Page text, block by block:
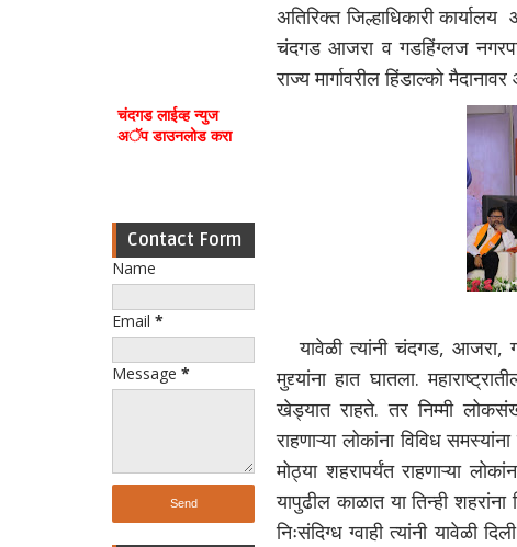
चंदगड लाईव्ह न्युज
अॅप डाउनलोड करा
Contact Form
Name
Email *
Message *
अतिरिक्त जिल्हाधिकारी
चंदगड आजरा व गडहिंग्लज
राज्य मार्गावरील हिंडाल्को
यावेळी त्यांनी चंदगड, आजरा,
मुद्द्यांना हात घातला.
खेड्यात राहते. तर निम्मी
राहणाऱ्या लोकांना विविध
मोठ्या शहरापर्यंत राहणाऱ्या
यापुढील काळात या तिन्ही
निःसंदिग्ध ग्वाही त्यांनी यावेळी